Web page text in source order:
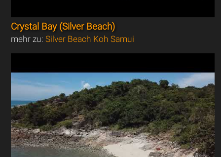
Crystal Bay (Silver Beach)
mehr zu:Silver Beach Koh Samui